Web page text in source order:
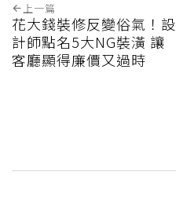
上一篇
花大錢裝修反變俗氣！設
計師點名5大NG裝潢 讓
客廳顯得廉價又過時